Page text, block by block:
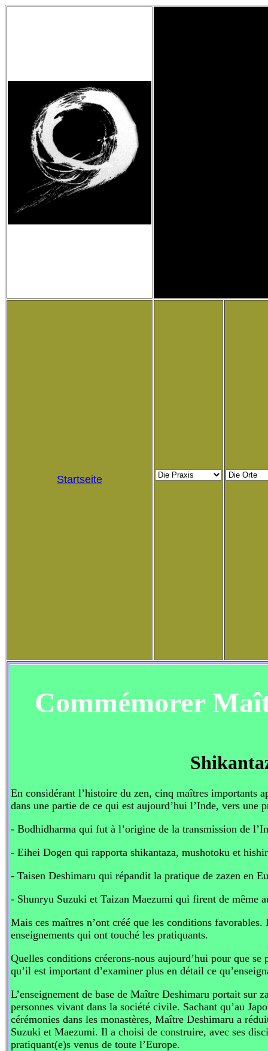
Startseite
Commémorer
En considérant l’histoire du zen, cinq maîtres importants
dans une partie de ce qui est aujourd’hui l’Inde, vers
- Bodhidharma qui fut à l’origine de la transmission de
- Eihei Dogen qui rapporta shikantaza, mushotoku et
- Taisen Deshimaru qui répandit la pratique de zazen en
- Shunryu Suzuki et Taizan Maezumi qui firent de même
Mais ces maîtres n’ont créé que les conditions
enseignements qui ont touché les pratiquants.
Quelles conditions créerons-nous aujourd’hui pour que
qu’il est important d’examiner plus en détail ce
L’enseignement de base de Maître Deshimaru portait sur
personnes vivant dans la société civile. Sachant qu’au
cérémonies dans les monastères, Maître Deshimaru a
Suzuki et Maezumi. Il a choisi de construire, avec ses
pratiquant(e)s venus de toute l’Europe.